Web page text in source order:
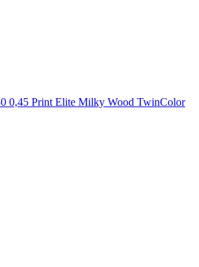
0,45 Print Elite Milky Wood TwinColor